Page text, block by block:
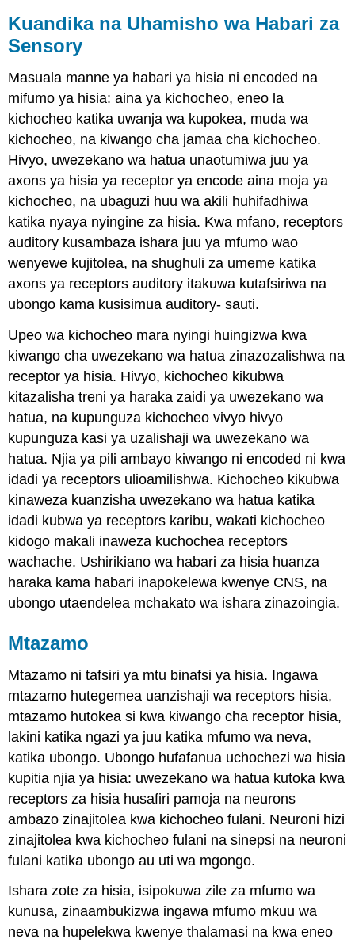
Kuandika na Uhamisho wa Habari za
Sensory
Masuala manne ya habari ya hisia ni encoded na
mifumo ya hisia: aina ya kichocheo, eneo la
kichocheo katika uwanja wa kupokea, muda wa
kichocheo, na kiwango cha jamaa cha kichocheo.
Hivyo, uwezekano wa hatua unaotumiwa juu ya
axons ya hisia ya receptor ya encode aina moja ya
kichocheo, na ubaguzi huu wa akili huhifadhiwa
katika nyaya nyingine za hisia. Kwa mfano, receptors
auditory kusambaza ishara juu ya mfumo wao
wenyewe kujitolea, na shughuli za umeme katika
axons ya receptors auditory itakuwa kutafsiriwa na
ubongo kama kusisimua auditory- sauti.
Upeo wa kichocheo mara nyingi huingizwa kwa
kiwango cha uwezekano wa hatua zinazozalishwa na
receptor ya hisia. Hivyo, kichocheo kikubwa
kitazalisha treni ya haraka zaidi ya uwezekano wa
hatua, na kupunguza kichocheo vivyo hivyo
kupunguza kasi ya uzalishaji wa uwezekano wa
hatua. Njia ya pili ambayo kiwango ni encoded ni kwa
idadi ya receptors ulioamilishwa. Kichocheo kikubwa
kinaweza kuanzisha uwezekano wa hatua katika
idadi kubwa ya receptors karibu, wakati kichocheo
kidogo makali inaweza kuchochea receptors
wachache. Ushirikiano wa habari za hisia huanza
haraka kama habari inapokelewa kwenye CNS, na
ubongo utaendelea mchakato wa ishara zinazoingia.
Mtazamo
Mtazamo ni tafsiri ya mtu binafsi ya hisia. Ingawa
mtazamo hutegemea uanzishaji wa receptors hisia,
mtazamo hutokea si kwa kiwango cha receptor hisia,
lakini katika ngazi ya juu katika mfumo wa neva,
katika ubongo. Ubongo hufafanua uchochezi wa hisia
kupitia njia ya hisia: uwezekano wa hatua kutoka kwa
receptors za hisia husafiri pamoja na neurons
ambazo zinajitolea kwa kichocheo fulani. Neuroni hizi
zinajitolea kwa kichocheo fulani na sinepsi na neuroni
fulani katika ubongo au uti wa mgongo.
Ishara zote za hisia, isipokuwa zile za mfumo wa
kunusa, zinaambukizwa ingawa mfumo mkuu wa
neva na hupelekwa kwenye thalamasi na kwa eneo